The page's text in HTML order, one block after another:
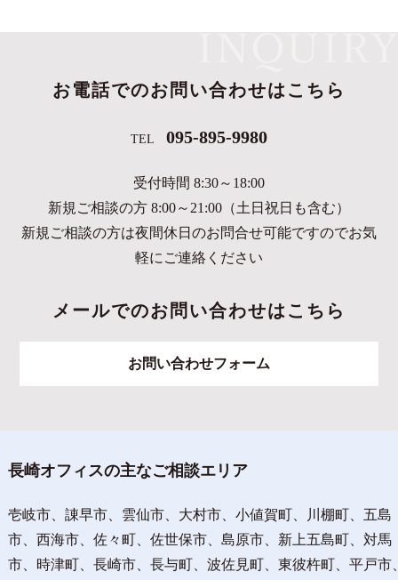
お電話でのお問い合わせはこちら
TEL 095-895-9980
受付時間 8:30～18:00
新規ご相談の方 8:00～21:00（土日祝日も含む）
新規ご相談の方は夜間休日のお問合せ可能ですのでお気
軽にご連絡ください
メールでのお問い合わせはこちら
お問い合わせフォーム
長崎オフィスの主なご相談エリア
壱岐市、諌早市、雲仙市、大村市、小値賀町、川棚町、五島
市、西海市、佐々町、佐世保市、島原市、新上五島町、対馬
市、時津町、長崎市、長与町、波佐見町、東彼杵町、平戸市